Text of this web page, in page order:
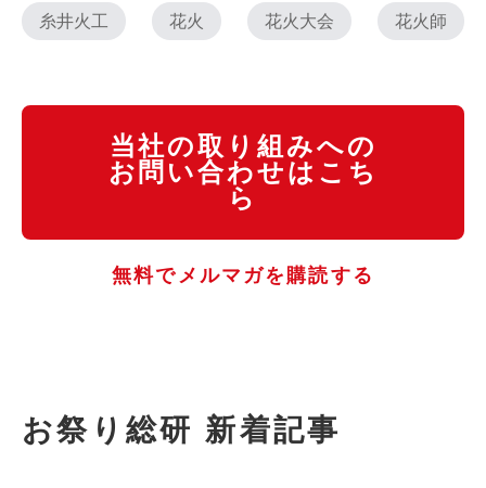
糸井火工 花火 花火大会 花火師
当社の取り組みへの
お問い合わせはこち
ら
無料でメルマガを購読する
お祭り総研 新着記事